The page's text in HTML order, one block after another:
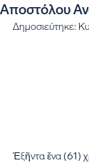
Αποστόλου
Δημοσιεύτηκε:
Ἑξῆντα ἕνα (61)